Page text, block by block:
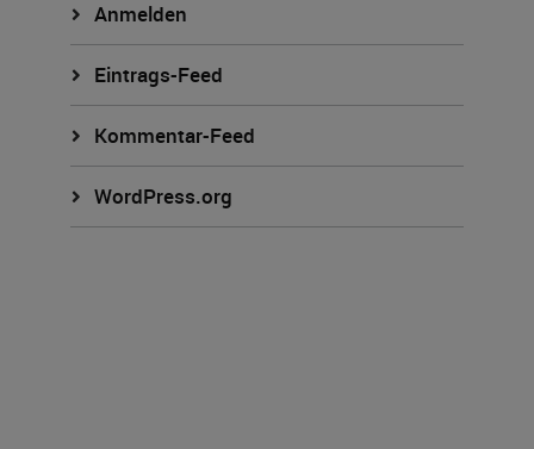
Anmelden
Eintrags-Feed
Kommentar-Feed
WordPress.org